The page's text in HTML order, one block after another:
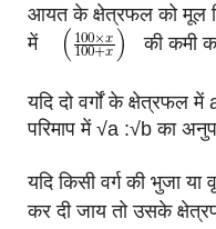
आयत के क्षेत्रफल को मूल
में
की कमी
यदि दो वर्गों के क्षेत्रफल
परिमाप में √a :√b का
यदि किसी वर्ग की भुजा या
कर दी जाय तो उसके